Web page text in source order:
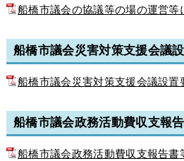
船橋市議会の協議等の場の運営等
船橋市議会災害対策支援会議
船橋市議会災害対策支援会議設置
船橋市議会政務活動費収支報
船橋市議会政務活動費収支報告書